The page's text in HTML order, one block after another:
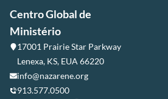
Centro Global de
Ministério
17001 Prairie Star Parkway
Lenexa, KS, EUA 66220
info@nazarene.org
913.577.0500